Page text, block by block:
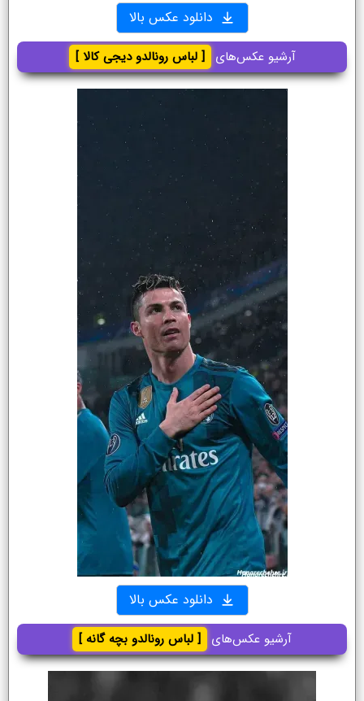
دانلود عکس بالا
آرشیو عکس‌های [ لباس رونالدو دیجی کالا ]
دانلود عکس بالا
آرشیو عکس‌های [ لباس رونالدو بچه گانه ]